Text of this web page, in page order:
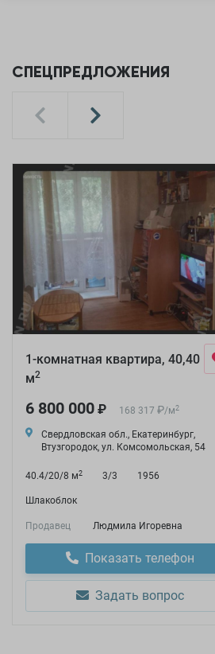
СПЕЦПРЕДЛОЖЕНИЯ
1-комнатная квартира, 40,40
м2
6 800 000 ₽ 168 317 ₽/м2
Свердловская обл., Екатеринбург,
Втузгородок, ул. Комсомольская, 54
40.4/20/8 м2 3/3 1956
Шлакоблок
Продавец Людмила Игоревна
Показать телефон
Задать вопрос